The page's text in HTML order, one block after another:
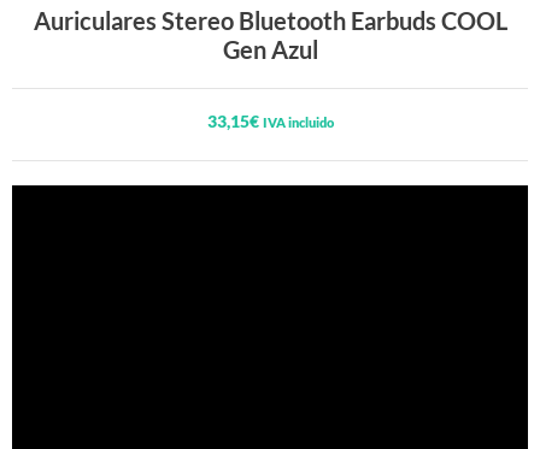
Auriculares Stereo Bluetooth Earbuds COOL
Gen Azul
33,15€ IVA incluido